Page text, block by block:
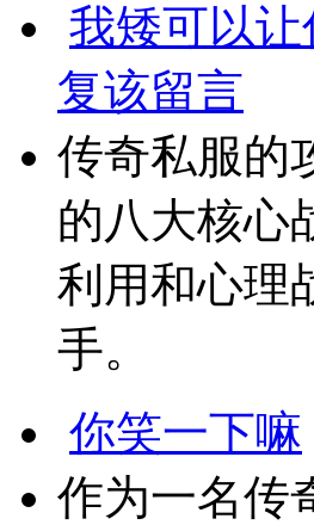
我矮可以
复该留言
传奇私服的
的八大核心
利用和心理
手。
你笑一下嘛
作为一名传